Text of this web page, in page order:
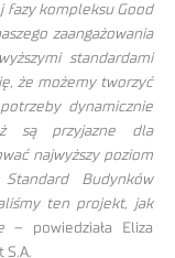
fazy kompleksu Good
zaangażowania
standardami
że możemy tworzyć
dynamicznie
są przyjazne dla
najwyższy poziom
Budynków
ten projekt, jak
– powiedziała Eliza
S.A.